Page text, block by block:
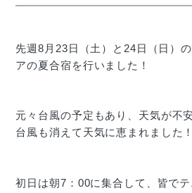
先週8月23日（土）と24日（日）
アの夏合宿を行いました！
元々台風の予定もあり、天気が不
台風も消えて天気に恵まれました！
初日は朝7：00に集合して、皆で